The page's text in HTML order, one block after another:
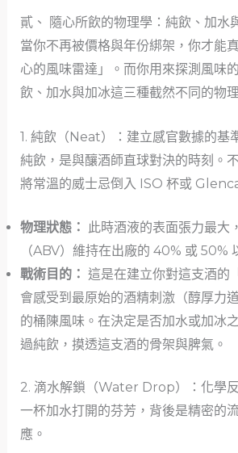
貳、 隨心所飲的物理學：純飲、加水
當你不再被價格與年份綁架，你才能
心的風味雷達」。而你用來探測風味
飲、加水與加冰這三種截然不同的物
1. 純飲（Neat）：建立感官數據的基
純飲，是與釀酒師直球對決的時刻。
將常溫的威士忌倒入 ISO 杯或
物理狀態：
此時酒液的表面張力最大
（ABV）維持在出廠的 40% 或 50%
戰術目的： 這是在建立你對這支酒的
會感受到最原始的酒精刺激（醇厚力
的桶陳風味。在決定是否加水或加冰
過純飲，摸透這支酒的骨架與脾氣。
2. 滴水解鎖（Water Drop）：化學
一杯加水打開的芬芳，背後是精密的
應。